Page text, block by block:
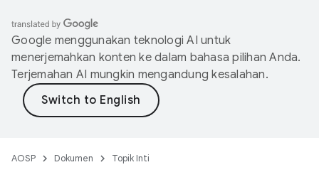
Google menggunakan teknologi AI untuk
menerjemahkan konten ke dalam bahasa pilihan Anda.
Terjemahan AI mungkin mengandung kesalahan.
AOSP Dokumen Topik Inti